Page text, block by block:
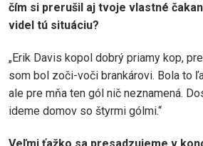
čím si prerušil aj tvoje vlastné
videl tú situáciu?
„Erik Davis kopol dobrý priamy kop,
som bol zoči-voči brankárovi. Bola to
ale pre mňa ten gól nič neznamená.
ideme domov so štyrmi gólmi.“